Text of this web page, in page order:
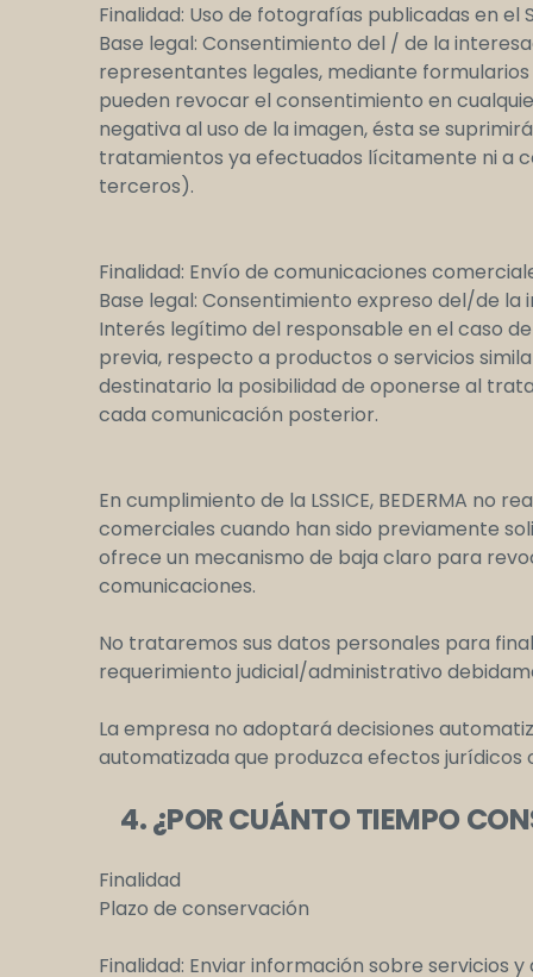
Finalidad: Uso de fotografías publicadas en
Base legal: Consentimiento del / de la
representantes legales, mediante
pueden revocar el consentimiento en
negativa al uso de la imagen, ésta se
tratamientos ya efectuados lícitamente ni a
terceros).
Finalidad: Envío de comunicaciones
Base legal: Consentimiento expreso del/de
Interés legítimo del responsable en el caso
previa, respecto a productos o servicios
destinatario la posibilidad de oponerse al
cada comunicación posterior.
En cumplimiento de la LSSICE, BEDERMA no
comerciales cuando han sido previamente
ofrece un mecanismo de baja claro para
comunicaciones.
No trataremos sus datos personales para
requerimiento judicial/administrativo
La empresa no adoptará decisiones
automatizada que produzca efectos
4. ¿POR CUÁNTO TIEMPO
Finalidad
Plazo de conservación
Finalidad: Enviar información sobre servicios